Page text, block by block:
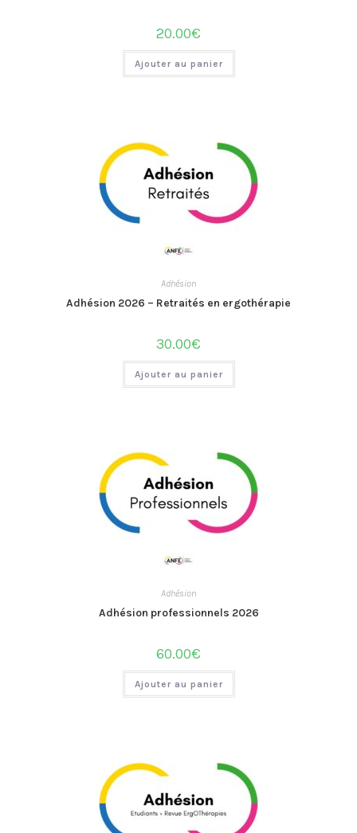
20.00€
Ajouter au panier
Adhésion
Adhésion 2026 – Retraités en ergothérapie
30.00€
Ajouter au panier
Adhésion
Adhésion professionnels 2026
60.00€
Ajouter au panier